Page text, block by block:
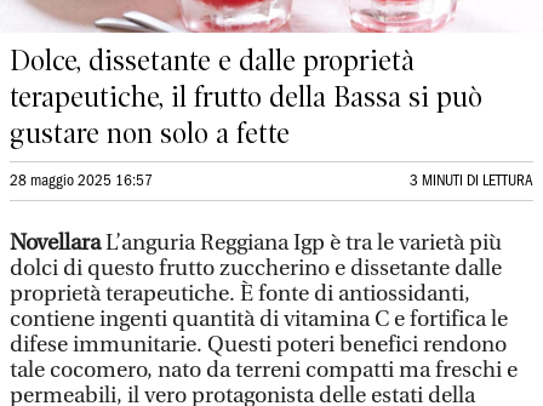
Dolce, dissetante e dalle proprietà
terapeutiche, il frutto della Bassa si può
gustare non solo a fette
28 maggio 2025 16:57 3 MINUTI DI LETTURA
NovellaraL’anguria Reggiana Igp è tra le varietà più
dolci di questo frutto zuccherino e dissetante dalle
proprietà terapeutiche. È fonte di antiossidanti,
contiene ingenti quantità di vitamina C e fortifica le
difese immunitarie. Questi poteri benefici rendono
tale cocomero, nato da terreni compatti ma freschi e
permeabili, il vero protagonista delle estati della